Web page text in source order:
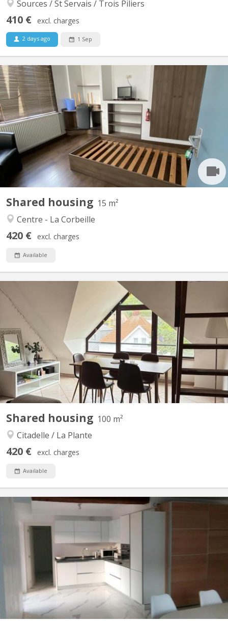
Sources / St Servais / Trois Piliers
410 € excl. charges
2 days ago 1 Sep
Shared housing 15 m²
Centre - La Corbeille
420 € excl. charges
Available
KN 5600
12, Rue de l’Etoile, 5000 Namur Centre – La Corbeille Kot
Collocation pour étudiants idéalement situés, dans le centre ville
proche de la gare dans un endroit calme et clair. Proximité de
l’Université Notre Dame de la Paix, et des Hautes Ecoles (HEAJ,
ESPENA, bus,... ). Kot(s) en très bon...
Shared housing 100 m²
Citadelle / La Plante
420 € excl. charges
Available
KN 5834
Une chambre se libère dans une chouette colocation composée
de 3 personnes (dont 2 étudiants en 3e Bachelier) au sein d’un
appartement à Salzinnes rue Antoine Del Marmol. L’appartement
est entièrement full équipé et se situe au 4e étage d’un immeuble
muni d’un ascenseur. - les équipements...
Dans un immeuble rénové, Il reste une chambre dans cet
appartement moderne et chic de quatre chambres avec douche
et meuble de bains individuels. L'appartement est composé d'un
beau séjour bien lumineux donnant sur une terrasse de +/- 8m²
et incluant la cuisine moderne avec électroménagers AEG...